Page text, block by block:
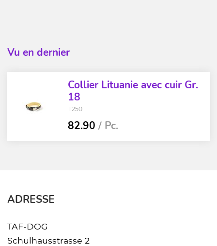
Vu en dernier
Collier Lituanie avec cuir Gr.
18
11250
82.90 / Pc.
ADRESSE
TAF-DOG
Schulhausstrasse 2